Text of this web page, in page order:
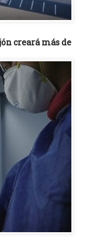
creará más de